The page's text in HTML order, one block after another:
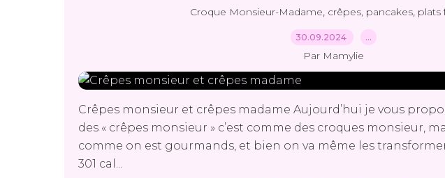
Croque Monsieur-Madame, crêpes, pancakes, plats
30.09.2024 …
Par Mamylie
Crêpes monsieur et crêpes madame Aujourd’hui je vous
des « crêpes monsieur » c’est comme des croques monsieur,
comme on est gourmands, et bien on va même les
301 cal...